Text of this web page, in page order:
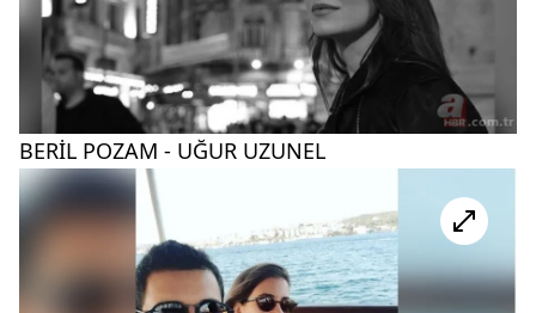
BERİL POZAM - UĞUR UZUNEL